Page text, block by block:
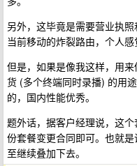
另外，这毕竟是需要营业执
当前移动的炸裂路由，个人感
但是，如果是像我这样，用
货 (多个终端同时录播) 的用
的，国内性能优秀。
题外话，据客户经理说，这
份套餐变更合同即可。也就
至继续叠加下去。